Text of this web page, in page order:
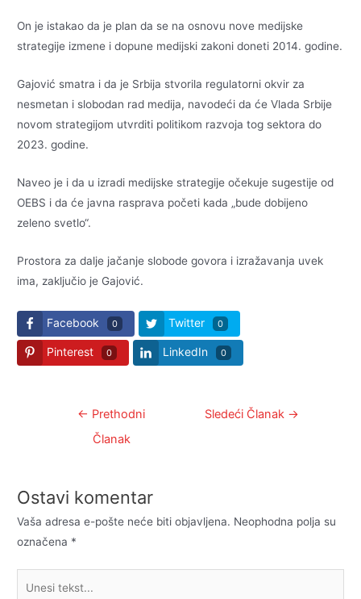
On je istakao da je plan da se na osnovu nove medijske
strategije izmene i dopune medijski zakoni doneti 2014. godine.
Gajović smatra i da je Srbija stvorila regulatorni okvir za
nesmetan i slobodan rad medija, navodeći da će Vlada Srbije
novom strategijom utvrditi politikom razvoja tog sektora do
2023. godine.
Naveo je i da u izradi medijske strategije očekuje sugestije od
OEBS i da će javna rasprava početi kada „bude dobijeno
zeleno svetlo“.
Prostora za dalje jačanje slobode govora i izražavanja uvek
ima, zaključio je Gajović.
Facebook 0 Twitter 0
Pinterest 0 LinkedIn 0
Kretanje← Prethodni
Članak
Sledeći Članak →
Ostavi komentar
Vaša adresa e-pošte neće biti objavljena. Neophodna polja su
označena *